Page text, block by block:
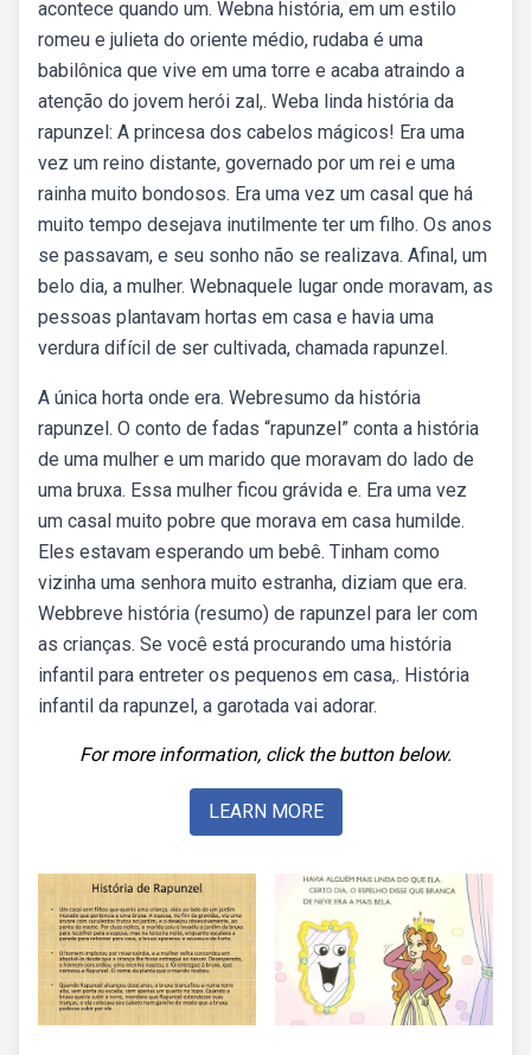
acontece quando um. Webna história, em um estilo
romeu e julieta do oriente médio, rudaba é uma
babilônica que vive em uma torre e acaba atraindo a
atenção do jovem herói zal,. Weba linda história da
rapunzel: A princesa dos cabelos mágicos! Era uma
vez um reino distante, governado por um rei e uma
rainha muito bondosos. Era uma vez um casal que há
muito tempo desejava inutilmente ter um filho. Os anos
se passavam, e seu sonho não se realizava. Afinal, um
belo dia, a mulher. Webnaquele lugar onde moravam, as
pessoas plantavam hortas em casa e havia uma
verdura difícil de ser cultivada, chamada rapunzel.
A única horta onde era. Webresumo da história
rapunzel. O conto de fadas “rapunzel” conta a história
de uma mulher e um marido que moravam do lado de
uma bruxa. Essa mulher ficou grávida e. Era uma vez
um casal muito pobre que morava em casa humilde.
Eles estavam esperando um bebê. Tinham como
vizinha uma senhora muito estranha, diziam que era.
Webbreve história (resumo) de rapunzel para ler com
as crianças. Se você está procurando uma história
infantil para entreter os pequenos em casa,. História
infantil da rapunzel, a garotada vai adorar.
For more information, click the button below.
LEARN MORE